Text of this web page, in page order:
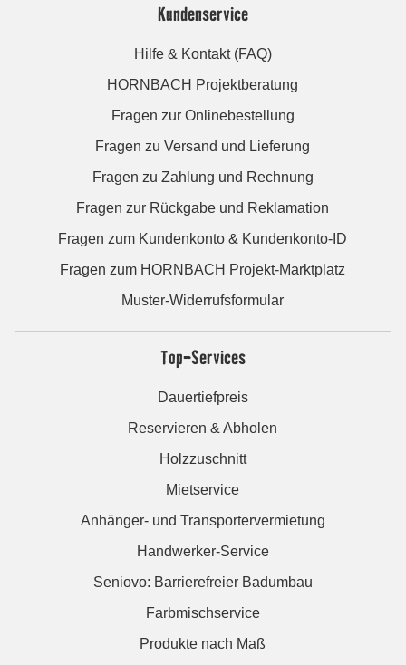
Kundenservice
Hilfe & Kontakt (FAQ)
HORNBACH Projektberatung
Fragen zur Onlinebestellung
Fragen zu Versand und Lieferung
Fragen zu Zahlung und Rechnung
Fragen zur Rückgabe und Reklamation
Fragen zum Kundenkonto & Kundenkonto-ID
Fragen zum HORNBACH Projekt-Marktplatz
Muster-Widerrufsformular
Top-Services
Dauertiefpreis
Reservieren & Abholen
Holzzuschnitt
Mietservice
Anhänger- und Transportervermietung
Handwerker-Service
Seniovo: Barrierefreier Badumbau
Farbmischservice
Produkte nach Maß